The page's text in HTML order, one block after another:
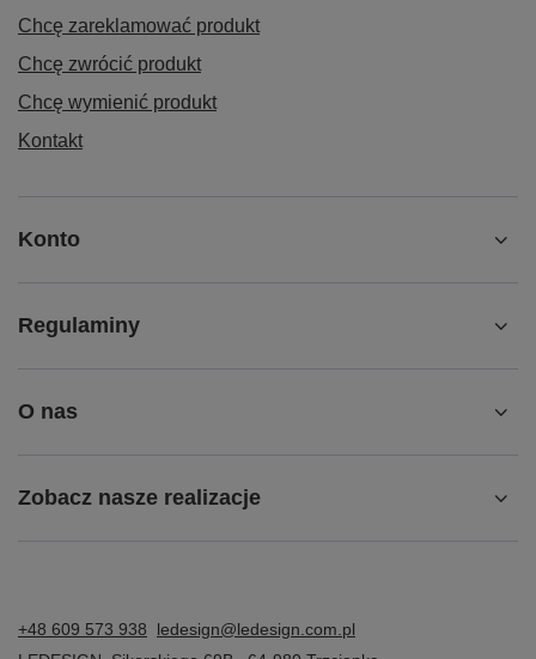
Chcę zareklamować produkt
Chcę zwrócić produkt
Chcę wymienić produkt
Kontakt
Konto
Regulaminy
O nas
Zobacz nasze realizacje
+48 609 573 938
ledesign@ledesign.com.pl